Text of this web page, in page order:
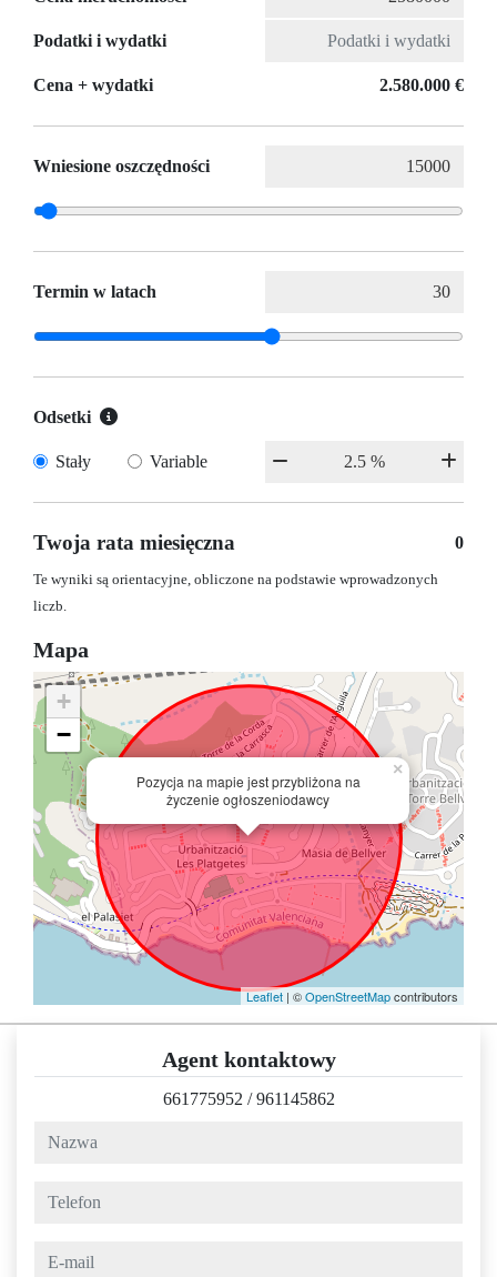
Podatki i wydatki
Cena + wydatki 2.580.000 €
Wniesione oszczędności
Termin w latach
Odsetki
Stały Variable
Twoja rata miesięczna 0
Te wyniki są orientacyjne, obliczone na podstawie wprowadzonych
liczb.
Mapa
Pozycja na mapie jest przybliżona na
życzenie ogłoszeniodawcy
×
+
−
Leaflet | ©OpenStreetMapcontributors
Agent kontaktowy
661775952 /961145862
nazwa
telefon
e-mail